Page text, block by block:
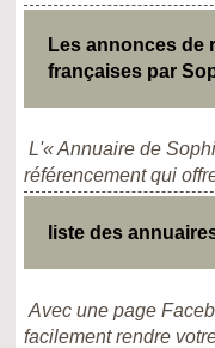
Les annonces de
françaises par
L'« Annuaire de
référencement qui
liste des
Avec une page
facilement rendre